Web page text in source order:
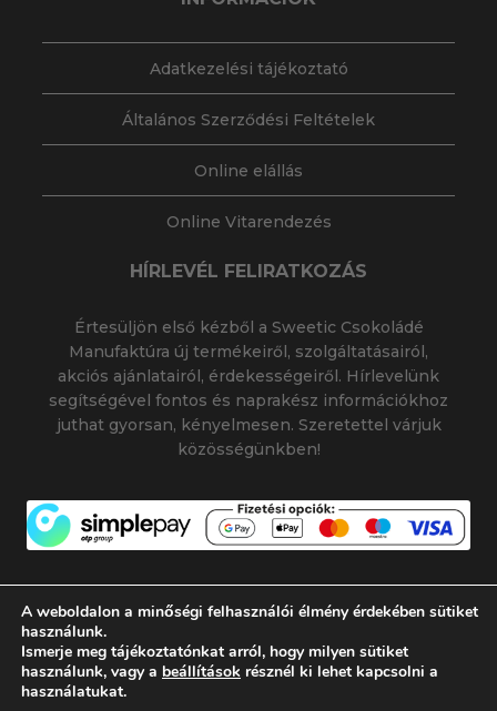
Adatkezelési tájékoztató
Általános Szerződési Feltételek
Online elállás
Online Vitarendezés
HÍRLEVÉL FELIRATKOZÁS
Értesüljön első kézből a Sweetic Csokoládé
Manufaktúra új termékeiről, szolgáltatásairól,
akciós ajánlatairól, érdekességeiről. Hírlevelünk
segítségével fontos és naprakész információkhoz
juthat gyorsan, kényelmesen. Szeretettel várjuk
közösségünkben!
© 2026 SWEETIC CSOKOLÁDÉ MANUFAKTÚRA
SWEETIC@SWEETIC.HU | |
A weboldalon a minőségi felhasználói élmény érdekében sütiket
használunk.
Ismerje meg tájékoztatónkat arról, hogy milyen sütiket
használunk, vagy a beállítások résznél ki lehet kapcsolni a
használatukat.